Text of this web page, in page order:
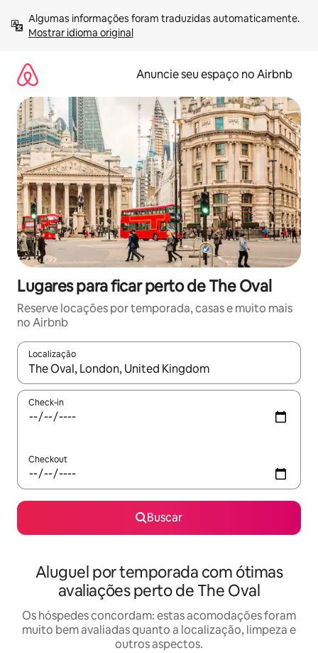
para
Mostrar idioma original
Anuncie seu espaço no Airbnb
Lugares para ficar perto de The Oval
Reserve locações por temporada, casas e muito mais
no Airbnb
Localização
Quando os resultados estiverem disponíveis, explore-os
Check-in
Checkout
Buscar
Aluguel por temporada com ótimas
avaliações perto de The Oval
Os hóspedes concordam: estas acomodações foram
muito bem avaliadas quanto a localização, limpeza e
outros aspectos.